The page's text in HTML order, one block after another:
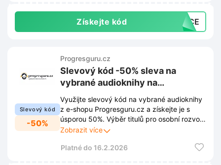
Získejte kód NOCE
Slevový kód
-50%
Progresguru.cz
Slevový kód -50% sleva na
vybrané audioknihy na
Progresguru.cz
Využijte slevový kód na vybrané audioknihy
z e-shopu Progresguru.cz a získejte je s
úsporou 50%. Výběr titulů pro osobní rozvoj
a vzdělávání nyní pořídíte za poloviční cenu.
Zobrazit více
Platné do 16.2.2026